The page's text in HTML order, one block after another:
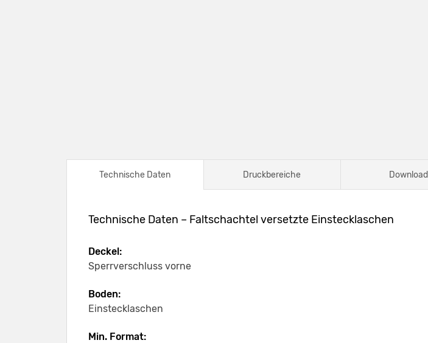
Technische Daten Druckbereiche Download
Technische Daten – Faltschachtel versetzte Einstecklaschen
Deckel:
Sperrverschluss vorne
Boden:
Einstecklaschen
Min. Format: